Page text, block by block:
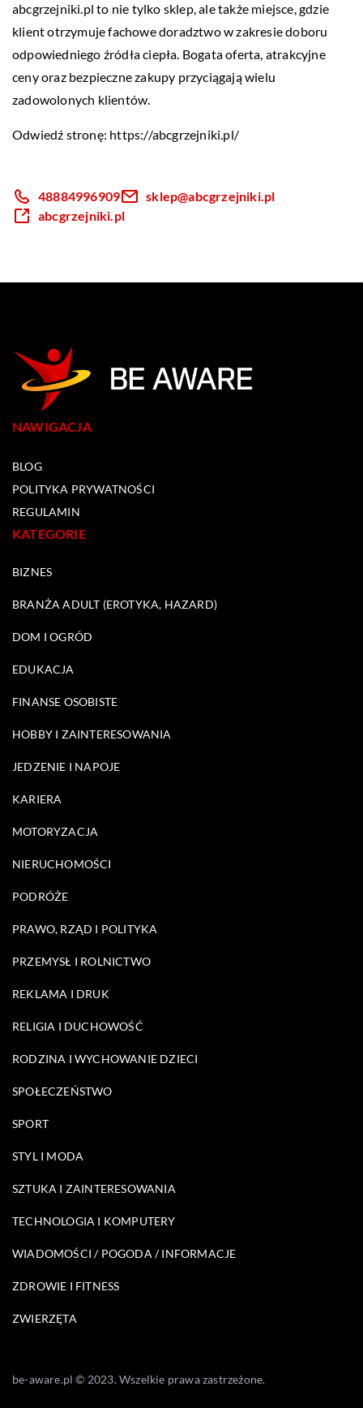
abcgrzejniki.pl to nie tylko sklep, ale także miejsce, gdzie
klient otrzymuje fachowe doradztwo w zakresie doboru
odpowiedniego źródła ciepła. Bogata oferta, atrakcyjne
ceny oraz bezpieczne zakupy przyciągają wielu
zadowolonych klientów.
Odwiedź stronę: https://abcgrzejniki.pl/
48884996909
sklep@abcgrzejniki.pl
abcgrzejniki.pl
NAWIGACJA
BLOG
POLITYKA PRYWATNOŚCI
REGULAMIN
KATEGORIE
BIZNES
BRANŻA ADULT (EROTYKA, HAZARD)
DOM I OGRÓD
EDUKACJA
FINANSE OSOBISTE
HOBBY I ZAINTERESOWANIA
JEDZENIE I NAPOJE
KARIERA
MOTORYZACJA
NIERUCHOMOŚCI
PODRÓŻE
PRAWO, RZĄD I POLITYKA
PRZEMYSŁ I ROLNICTWO
REKLAMA I DRUK
RELIGIA I DUCHOWOŚĆ
RODZINA I WYCHOWANIE DZIECI
SPOŁECZEŃSTWO
SPORT
STYL I MODA
SZTUKA I ZAINTERESOWANIA
TECHNOLOGIA I KOMPUTERY
WIADOMOŚCI / POGODA / INFORMACJE
ZDROWIE I FITNESS
ZWIERZĘTA
be-aware.pl © 2023. Wszelkie prawa zastrzeżone.